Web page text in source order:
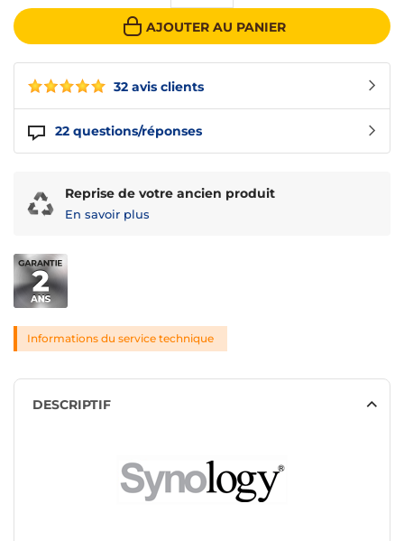
32 avis clients
22 questions/réponses
AJOUTER AU PANIER
Reprise de votre ancien produit
En savoir plus
Informations du service technique
DESCRIPTIF